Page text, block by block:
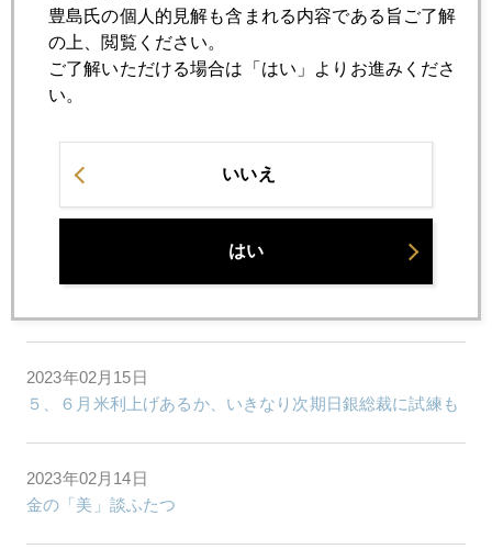
2023年02月20日
中国、官民でコツコツと公的金購入
2023年02月17日
３月利上げ０．５％も米インフレ迷走、振り回される金価
2023年02月15日
５、６月米利上げあるか、いきなり次期日銀総裁に試練も
2023年02月14日
金の「美」談ふたつ
豊島氏の個人的見解も含まれる内容である旨ご了解
の上、閲覧ください。
ご了解いただける場合は「はい」よりお進みくださ
い。
いいえ
はい